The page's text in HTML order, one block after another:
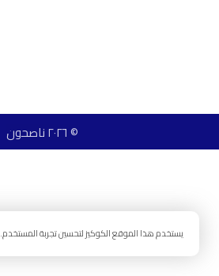
© ٢٠٢٦ ناصحون
يستخدم هذا الموقع الكوكيز لتحسين تجربة المستخدم.